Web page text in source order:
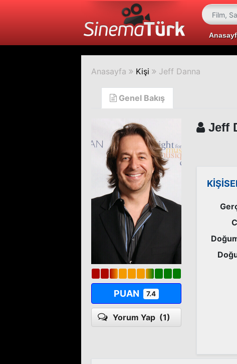
Anasayfa Kişi Jeff Danna
Genel Bakış
PUAN 7.4
Yorum Yap (1)
Jeff